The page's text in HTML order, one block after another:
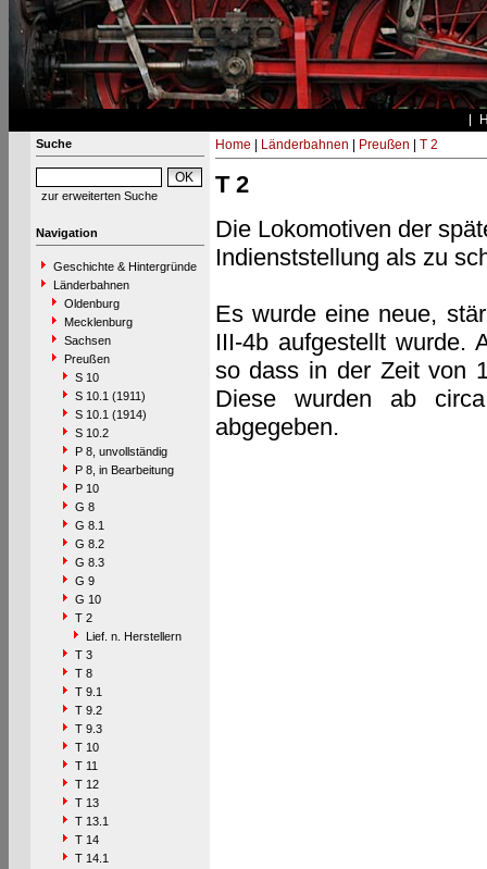
Suche
zur erweiterten Suche
Navigation
Geschichte & Hintergründe
Länderbahnen
Oldenburg
Mecklenburg
Sachsen
Preußen
S 10
S 10.1 (1911)
S 10.1 (1914)
S 10.2
P 8, unvollständig
P 8, in Bearbeitung
P 10
G 8
G 8.1
G 8.2
G 8.3
G 9
G 10
T 2
Lief. n. Herstellern
T 3
T 8
T 9.1
T 9.2
T 9.3
T 10
T 11
T 12
T 13
T 13.1
T 14
T 14.1
Home Länderbahnen Preußen T 2
T 2
Die Lokomotiven der
Indienststellung als zu
Es wurde eine neue,
III-4b aufgestellt wurde.
so dass in der Zeit von
Diese wurden ab
abgegeben.